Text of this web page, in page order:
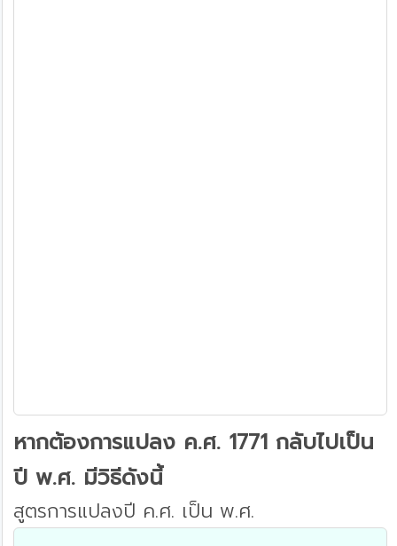
หากต้องการแปลง ค.ศ. 1771 กลับไปเป็น
ปี พ.ศ. มีวิธีดังนี้
สูตรการแปลงปี ค.ศ. เป็น พ.ศ.